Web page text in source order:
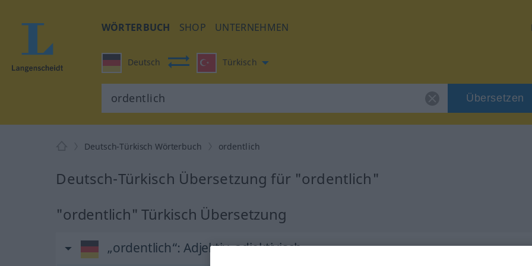
WÖRTERBUCH SHOP UNTERNEHMEN
Deutsch Türkisch
Übersetzen
Deutsch-Türkisch Wörterbuch ordentlich
Deutsch-Türkisch Übersetzung für "ordentlich"
"ordentlich" Türkisch Übersetzung
„ordentlich“: Adjektiv, adjektivisch